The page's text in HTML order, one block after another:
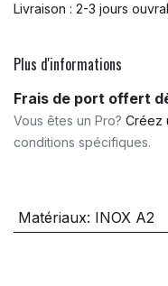
Livraison : 2-3 jours
Plus d'informations
Frais de port offert
Vous êtes un Pro? Créez
conditions spécifiques.
Matériaux: INOX A2